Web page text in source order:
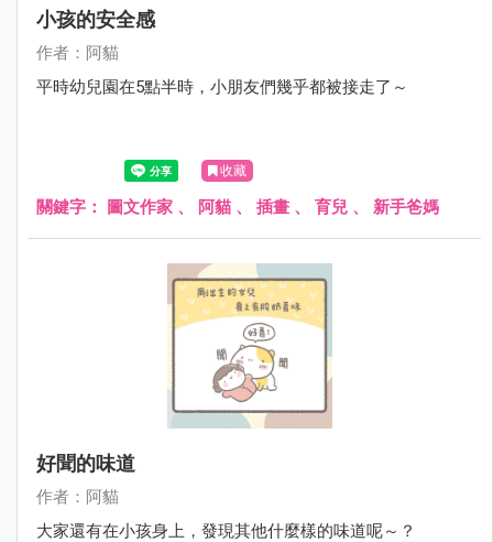
小孩的安全感
作者：阿貓
平時幼兒園在5點半時，小朋友們幾乎都被接走了～
收藏
關鍵字： 圖文作家 、 阿貓 、 插畫 、 育兒 、 新手爸媽
好聞的味道
作者：阿貓
大家還有在小孩身上，發現其他什麼樣的味道呢～？